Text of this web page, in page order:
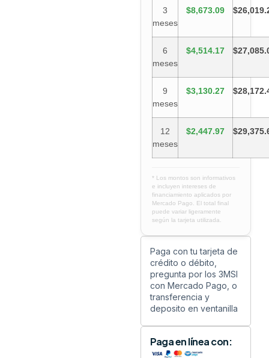
3
meses
$8,673.09
6
meses
$4,514.17
9
meses
$3,130.27
12
meses
$2,447.97
* Los montos son informativos
e incluyen intereses de
financiamiento aplicados por
Mercado Pago. El total final
puede variar ligeramente
según la tarjeta utilizada.
Paga con tu tarjeta de
crédito o débito,
pregunta por los 3MSI
con Mercado Pago, o
transferencia y
deposito en ventanilla
Paga en línea con: